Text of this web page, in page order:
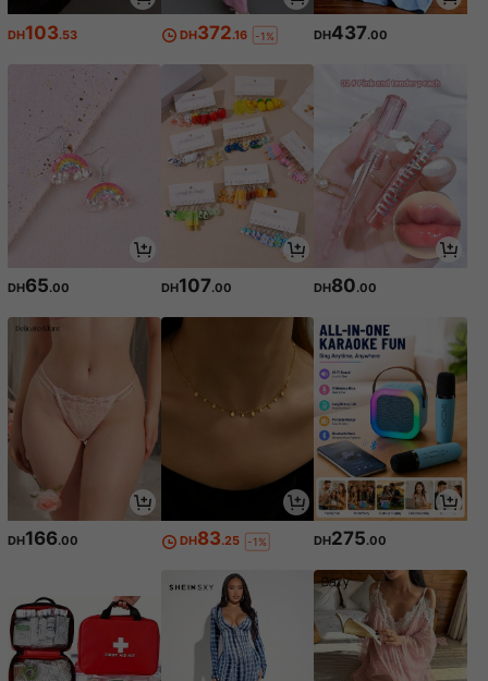
DH103.53 DH372.16 -1% DH437.00
DH65.00 DH107.00 DH80.00
DH166.00 DH83.25 -1% DH275.00